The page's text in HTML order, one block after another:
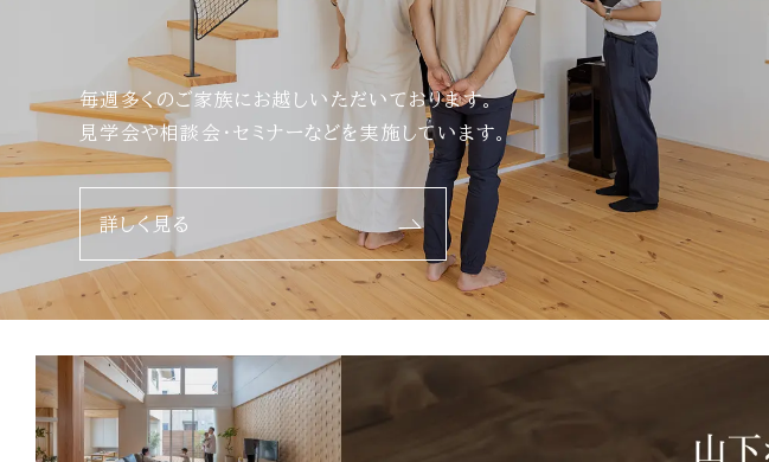
毎週多くのご家族にお越しいただいております。
見学会や相談会・セミナーなどを実施しています。
詳しく見る